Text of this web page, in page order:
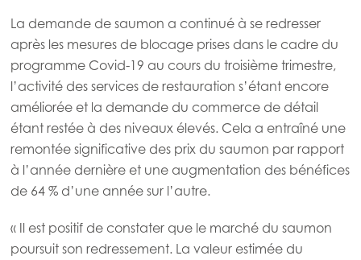
Mowi Global
La demande de saumon a continué à se redresser
après les mesures de blocage prises dans le cadre du
programme Covid-19 au cours du troisième trimestre,
l’activité des services de restauration s’étant encore
améliorée et la demande du commerce de détail
étant restée à des niveaux élevés. Cela a entraîné une
remontée significative des prix du saumon par rapport
à l’année dernière et une augmentation des bénéfices
de 64 % d’une année sur l’autre.
« Il est positif de constater que le marché du saumon
poursuit son redressement. La valeur estimée du